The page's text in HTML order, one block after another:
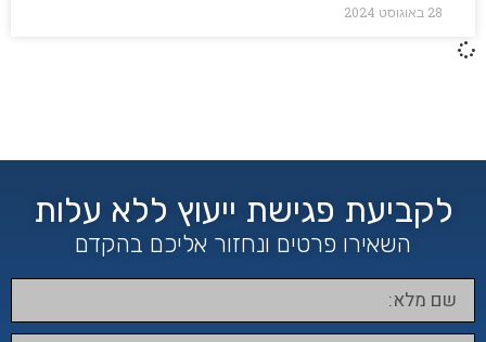
28 באוגוסט 2024
לקביעת פגישת ייעוץ ללא עלות
השאירו פרטים ונחזור אליכם בהקדם